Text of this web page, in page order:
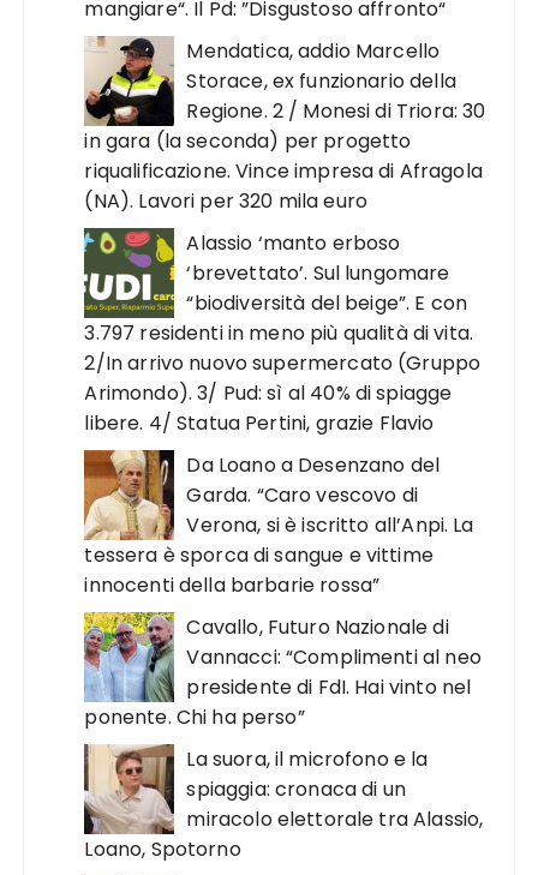
mangiare“. Il Pd: ”Disgustoso affronto“
Mendatica, addio Marcello
Storace, ex funzionario della
Regione. 2 / Monesi di Triora: 30
in gara (la seconda) per progetto
riqualificazione. Vince impresa di Afragola
(NA). Lavori per 320 mila euro
Alassio ‘manto erboso
‘brevettato’. Sul lungomare
“biodiversità del beige”. E con
3.797 residenti in meno più qualità di vita.
2/In arrivo nuovo supermercato (Gruppo
Arimondo). 3/ Pud: sì al 40% di spiagge
libere. 4/ Statua Pertini, grazie Flavio
Da Loano a Desenzano del
Garda. “Caro vescovo di
Verona, si è iscritto all’Anpi. La
tessera è sporca di sangue e vittime
innocenti della barbarie rossa”
Cavallo, Futuro Nazionale di
Vannacci: “Complimenti al neo
presidente di FdI. Hai vinto nel
ponente. Chi ha perso”
La suora, il microfono e la
spiaggia: cronaca di un
miracolo elettorale tra Alassio,
Loano, Spotorno